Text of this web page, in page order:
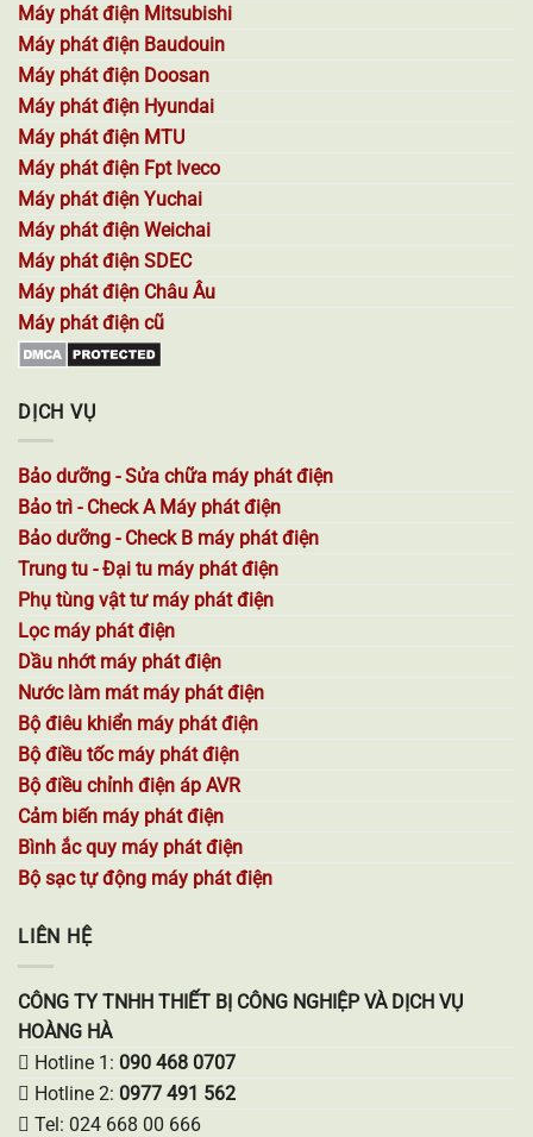
Máy phát điện Mitsubishi
Máy phát điện Baudouin
Máy phát điện Doosan
Máy phát điện Hyundai
Máy phát điện MTU
Máy phát điện Fpt Iveco
Máy phát điện Yuchai
Máy phát điện Weichai
Máy phát điện SDEC
Máy phát điện Châu Âu
Máy phát điện cũ
DỊCH VỤ
Bảo dưỡng - Sửa chữa máy phát điện
Bảo trì - Check A Máy phát điện
Bảo dưỡng - Check B máy phát điện
Trung tu - Đại tu máy phát điện
Phụ tùng vật tư máy phát điện
Lọc máy phát điện
Dầu nhớt máy phát điện
Nước làm mát máy phát điện
Bộ điêu khiển máy phát điện
Bộ điều tốc máy phát điện
Bộ điều chỉnh điện áp AVR
Cảm biến máy phát điện
Bình ắc quy máy phát điện
Bộ sạc tự động máy phát điện
LIÊN HỆ
CÔNG TY TNHH THIẾT BỊ CÔNG NGHIỆP VÀ DỊCH VỤ
HOÀNG HÀ
Hotline 1: 090 468 0707
Hotline 2: 0977 491 562
Tel: 024 668 00 666